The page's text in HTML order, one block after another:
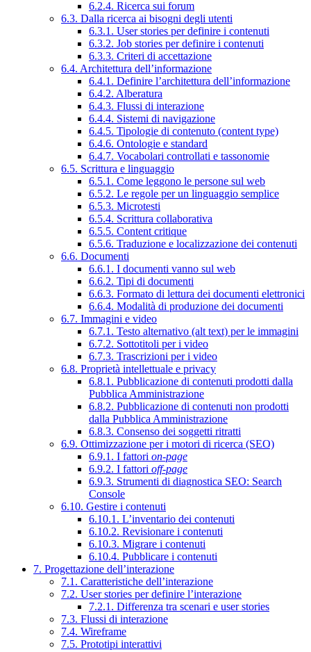
6.2.4. Ricerca sui forum
6.3. Dalla ricerca ai bisogni degli utenti
6.3.1. User stories per definire i contenuti
6.3.2. Job stories per definire i contenuti
6.3.3. Criteri di accettazione
6.4. Architettura dell’informazione
6.4.1. Definire l’architettura dell’informazione
6.4.2. Alberatura
6.4.3. Flussi di interazione
6.4.4. Sistemi di navigazione
6.4.5. Tipologie di contenuto (content type)
6.4.6. Ontologie e standard
6.4.7. Vocabolari controllati e tassonomie
6.5. Scrittura e linguaggio
6.5.1. Come leggono le persone sul web
6.5.2. Le regole per un linguaggio semplice
6.5.3. Microtesti
6.5.4. Scrittura collaborativa
6.5.5. Content critique
6.5.6. Traduzione e localizzazione dei contenuti
6.6. Documenti
6.6.1. I documenti vanno sul web
6.6.2. Tipi di documenti
6.6.3. Formato di lettura dei documenti elettronici
6.6.4. Modalità di produzione dei documenti
6.7. Immagini e video
6.7.1. Testo alternativo (alt text) per le immagini
6.7.2. Sottotitoli per i video
6.7.3. Trascrizioni per i video
6.8. Proprietà intellettuale e privacy
6.8.1. Pubblicazione di contenuti prodotti dalla
Pubblica Amministrazione
6.8.2. Pubblicazione di contenuti non prodotti
dalla Pubblica Amministrazione
6.8.3. Consenso dei soggetti ritratti
6.9. Ottimizzazione per i motori di ricerca (SEO)
6.9.1. I fattori on-page
6.9.2. I fattori off-page
6.9.3. Strumenti di diagnostica SEO: Search
Console
6.10. Gestire i contenuti
6.10.1. L’inventario dei contenuti
6.10.2. Revisionare i contenuti
6.10.3. Migrare i contenuti
6.10.4. Pubblicare i contenuti
7. Progettazione dell’interazione
7.1. Caratteristiche dell’interazione
7.2. User stories per definire l’interazione
7.2.1. Differenza tra scenari e user stories
7.3. Flussi di interazione
7.4. Wireframe
7.5. Prototipi interattivi